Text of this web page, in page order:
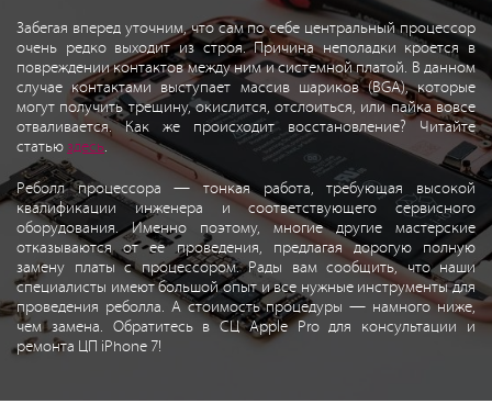
Забегая вперед уточним, что сам по себе центральный процессор
очень редко выходит из строя. Причина неполадки кроется в
повреждении контактов между ним и системной платой. В данном
случае контактами выступает массив шариков (BGA), которые
могут получить трещину, окислится, отслоиться, или пайка вовсе
отваливается. Как же происходит восстановление? Читайте
статью здесь.
Реболл процессора — тонкая работа, требующая высокой
квалификации инженера и соответствующего сервисного
оборудования. Именно поэтому, многие другие мастерские
отказываются от ее проведения, предлагая дорогую полную
замену платы с процессором. Рады вам сообщить, что наши
специалисты имеют большой опыт и все нужные инструменты для
проведения реболла. А стоимость процедуры — намного ниже,
чем замена. Обратитесь в СЦ Apple Pro для консультации и
ремонта ЦП iPhone 7!